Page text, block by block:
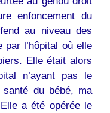
enfoncement du
au niveau des
par l’hôpital où elle
Elle était alors
n’ayant pas le
santé du bébé, ma
a été opérée le